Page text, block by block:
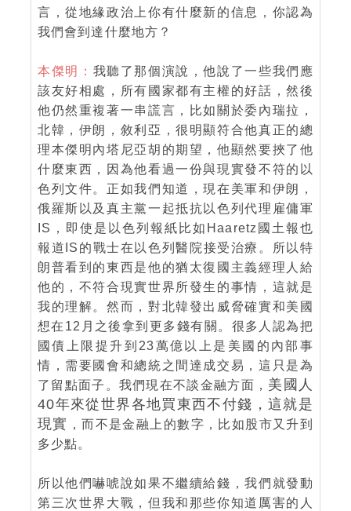
言，從地緣政治上你有什麼新的信息，你認為
我們會到達什麼地方？
本傑明： 我聽了那個演說，他說了一些我們應
該友好相處，所有國家都有主權的好話，然後
他仍然重複著一串謊言，比如關於委內瑞拉，
北韓，伊朗，敘利亞，很明顯符合他真正的總
理本傑明內塔尼亞胡的期望，他顯然要挾了他
什麼東西，因為他看過一份與現實發不符的以
色列文件。正如我們知道，現在美軍和伊朗，
俄羅斯以及真主黨一起抵抗以色列代理雇傭軍
IS，即使是以色列報紙比如Haaretz國土報也
報道IS的戰士在以色列醫院接受治療。所以特
朗普看到的東西是他的猶太復國主義經理人給
他的，不符合現實世界所發生的事情，這就是
我的理解。然而，對北韓發出威脅確實和美國
想在12月之後拿到更多錢有關。很多人認為把
國債上限提升到23萬億以上是美國的內部事
情，需要國會和總統之間達成交易，這只是為
了留點面子。我們現在不談金融方面， 美國人
40年來從世界各地買東西不付錢，這就是
現實 ，而不是金融上的數字，比如股市又升到
多少點。
所以他們嚇唬說如果不繼續給錢，我們就發動
第三次世界大戰，但我和那些你知道厲害的人